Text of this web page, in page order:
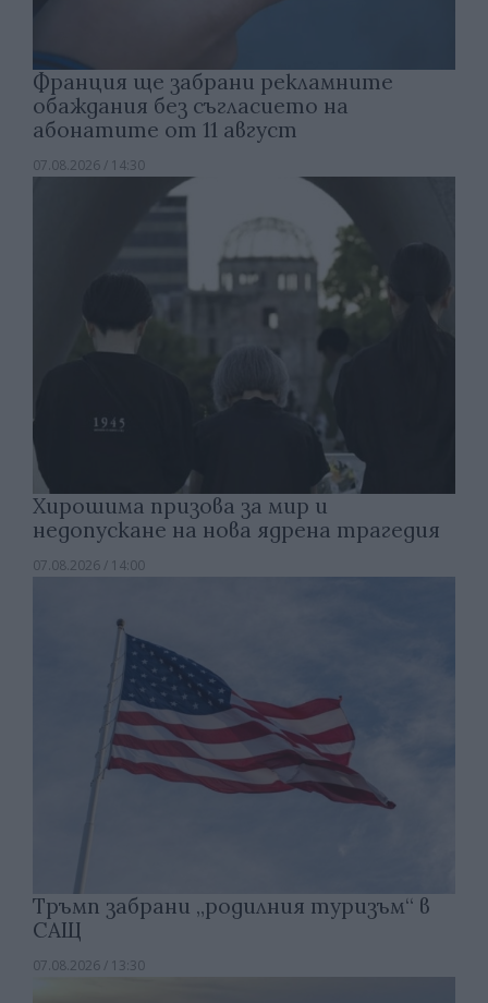
Франция ще забрани рекламните
обаждания без съгласието на
абонатите от 11 август
07.08.2026 / 14:30
Хирошима призова за мир и
недопускане на нова ядрена трагедия
07.08.2026 / 14:00
Тръмп забрани „родилния туризъм“ в
САЩ
07.08.2026 / 13:30